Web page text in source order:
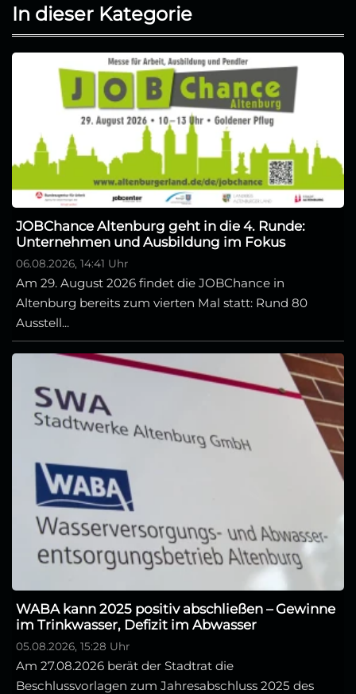
In dieser Kategorie
JOBChance Altenburg geht in die 4. Runde:
Unternehmen und Ausbildung im Fokus
06.08.2026, 14:41 Uhr
Am 29. August 2026 findet die JOBChance in
Altenburg bereits zum vierten Mal statt: Rund 80
Ausstell...
WABA kann 2025 positiv abschließen – Gewinne
im Trinkwasser, Defizit im Abwasser
05.08.2026, 15:28 Uhr
Am 27.08.2026 berät der Stadtrat die
Beschlussvorlagen zum Jahresabschluss 2025 des